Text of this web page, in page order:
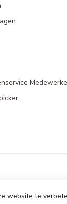
80% Korting
website te